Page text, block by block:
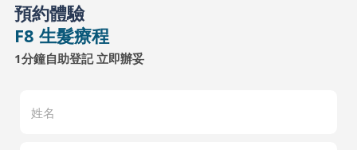
預約體驗
F8 生髮療程
1分鐘自助登記 立即辦妥